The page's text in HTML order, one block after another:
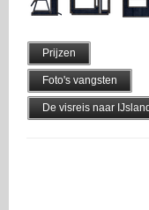
Prijzen
Foto's vangsten
De visreis naar IJsland